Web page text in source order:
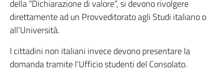
della “Dichiarazione di valore”, si devono rivolgere
direttamente ad un Provveditorato agli Studi italiano o
all’Università.
I cittadini non italiani invece devono presentare la
domanda tramite l’Ufficio studenti del Consolato.